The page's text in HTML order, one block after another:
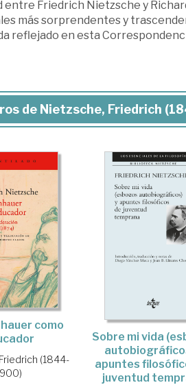
entre Friedrich Nietzsche y
más sorprendentes y
reflejado en esta
de Nietzsche, Friedrich
como
(1844-
Sobre mi vida
apuntes
juventud